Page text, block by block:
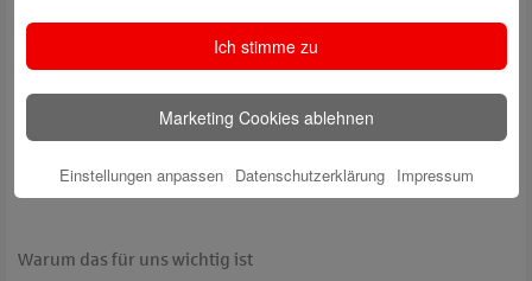
Sicherheitsförderung
Landstuhler Elterninitiative krebskranker Kinder
Kinderschutzbund Kaiserslautern‑Kusel e.V.
– Kinderschutz und
Warum das für uns wichtig ist
Ich stimme zu
Marketing Cookies ablehnen
Einstellungen anpassen Datenschutzerklärung Impressum